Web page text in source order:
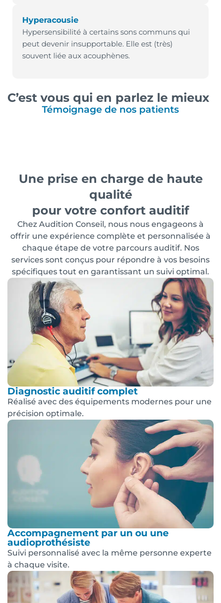
Hyperacousie
Hypersensibilité à certains sons communs qui
peut devenir insupportable. Elle est (très)
souvent liée aux acouphènes.
C’est vous qui en parlez le mieux
Témoignage de nos patients
Une prise en charge de haute
qualité
pour votre confort auditif
Chez Audition Conseil, nous nous engageons à
offrir une expérience complète et personnalisée à
chaque étape de votre parcours auditif. Nos
services sont conçus pour répondre à vos besoins
spécifiques tout en garantissant un suivi optimal.
Diagnostic auditif complet
Réalisé avec des équipements modernes pour une
précision optimale.
Accompagnement par un ou une
audioprothésiste
Suivi personnalisé avec la même personne experte
à chaque visite.